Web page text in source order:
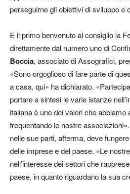
perseguirne gli obiettivi di sviluppo e
E il primo benvenuto al consiglio la
direttamente dal numero uno di
Boccia, associato di Assografici,
«Sono orgoglioso di fare parte di
a casa, qui» ha dichiarato.
portare a sintesi le varie istanze
italiana è uno dei valori che abbiamo
frequentando le nostre
nelle sue parti, afferma, deve
delle imprese e del paese. «Le
nell’interesse dei settori che
paese, in quanto riguardano la sua